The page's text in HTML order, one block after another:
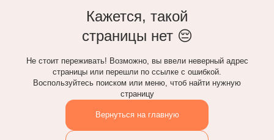
Кажется, такой
страницы нет 😔
Не стоит переживать! Возможно, вы ввели неверный адрес
страницы или перешли по ссылке с ошибкой.
Воспользуйтесь поиском или меню, чтоб найти нужную
страницу
Вернуться на главную